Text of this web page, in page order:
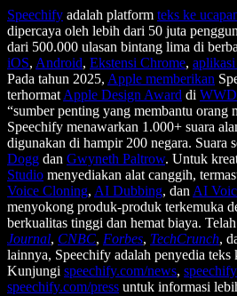
Speechify adalah platform teks ke
dipercaya oleh lebih dari 50 juta
dari 500.000 ulasan bintang lima di
iOS, Android, Ekstensi Chrome,
Pada tahun 2025, Apple memberikan
terhormat Apple Design Award di
“sumber penting yang membantu orang
Speechify menawarkan 1.000+ suara
digunakan di hampir 200 negara. Suara
Dogg dan Gwyneth Paltrow. Untuk
Studio menyediakan alat canggih,
Voice Cloning, AI Dubbing, dan AI
menyokong produk-produk terkemuka
berkualitas tinggi dan hemat biaya.
Journal, CNBC, Forbes, TechCrunch,
lainnya, Speechify adalah penyedia teks
Kunjungi speechify.com/news,
speechify.com/press untuk informasi